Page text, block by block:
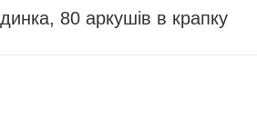
80 аркушів в крапку